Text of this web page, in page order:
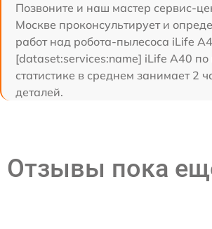
Позвоните и наш мастер сервис-
Москве проконсультирует и
работ над робота-пылесоса iLife
[dataset:services:name] iLife A40
статистике в среднем занимает 2
деталей.
Отзывы пока